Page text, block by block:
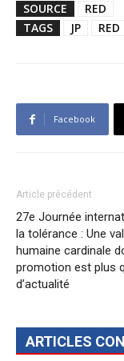
SOURCE
RED
TAGS
JP RED
Facebook
Article précédent
27e Journée
la tolérance : Une
humaine cardinale
promotion est plus
d’actualité
ARTICLES